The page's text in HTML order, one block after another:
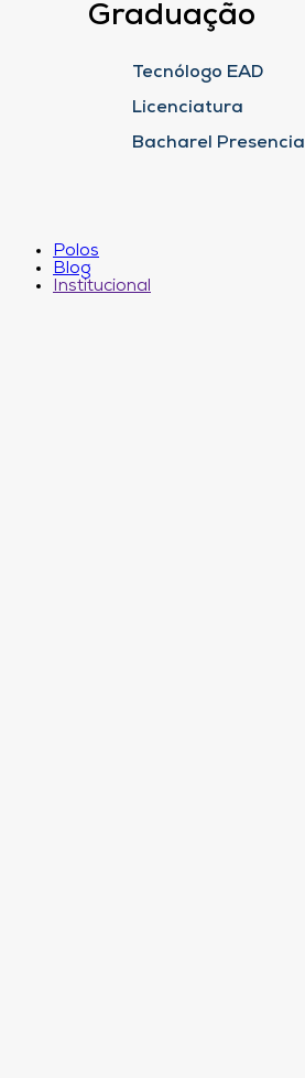
Graduação
Tecnólogo EAD
Licenciatura
Bacharel Presencial
Polos
Blog
Institucional